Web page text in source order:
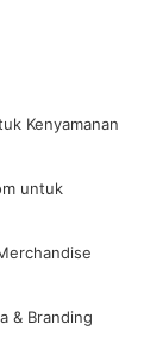
Kenyamanan
untuk
& Branding